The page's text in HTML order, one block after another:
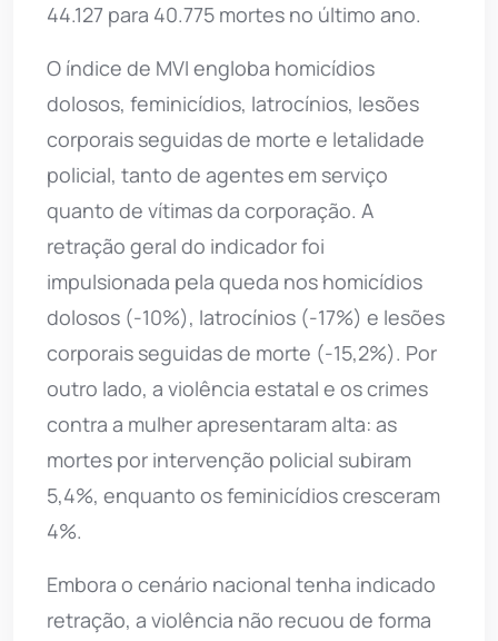
44.127 para 40.775 mortes no último ano.
O índice de MVI engloba homicídios
dolosos, feminicídios, latrocínios, lesões
corporais seguidas de morte e letalidade
policial, tanto de agentes em serviço
quanto de vítimas da corporação. A
retração geral do indicador foi
impulsionada pela queda nos homicídios
dolosos (-10%), latrocínios (-17%) e lesões
corporais seguidas de morte (-15,2%). Por
outro lado, a violência estatal e os crimes
contra a mulher apresentaram alta: as
mortes por intervenção policial subiram
5,4%, enquanto os feminicídios cresceram
4%.
Embora o cenário nacional tenha indicado
retração, a violência não recuou de forma